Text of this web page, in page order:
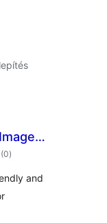
(0értékelés
összesen
)
and